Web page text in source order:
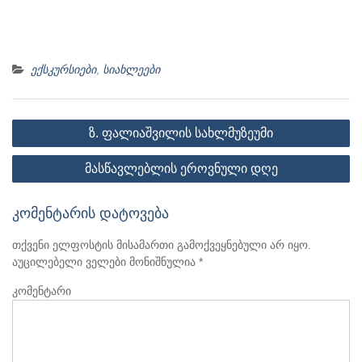
ექსკურსიები, სიახლეები
პოსტის
ნავიგაცია
ზ. ფალიაშვილის სახლმუზეუმი
მასწავლებლის ეროვნული დღე
კომენტარის დატოვება
თქვენი ელფოსტის მისამართი გამოქვეყნებული არ იყო.
აუცილებელი ველები მონიშნულია *
კომენტარი